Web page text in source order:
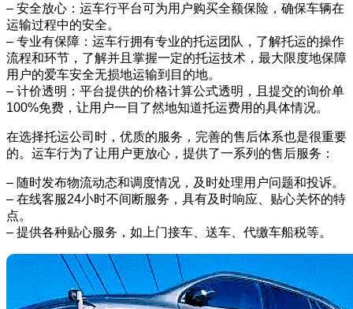
– 安全放心：运车行平台可为用户购买全额保险，确保车辆在
运输过程中的安全。
– 专业有保障：运车行拥有专业的托运团队，了解托运的操作
流程和环节，了解并且掌握一定的托运技术，最大限度地保障
用户的爱车安全无损地运输到目的地。
– 计价透明：平台提供的价格计算公式透明，且提交的询价单
100%免费，让用户一目了然地知道托运费用的具体情况。
在选择托运公司时，优质的服务，完善的售后体系也是很重要
的。运车行为了让用户更放心，提供了一系列的售后服务：
– 随时发布物流动态和调度情况，及时处理用户问题和投诉。
– 在线客服24小时不间断服务，具有及时响应、贴心关怀的特
点。
– 提供各种贴心服务，如上门接车、送车、代缴车船税等。